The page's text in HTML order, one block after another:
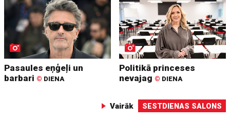
Pasaules eņģeļi un
barbari © DIENA
Politikā princeses
nevajag © DIENA
Vairāk SESTDIENAS SALONS